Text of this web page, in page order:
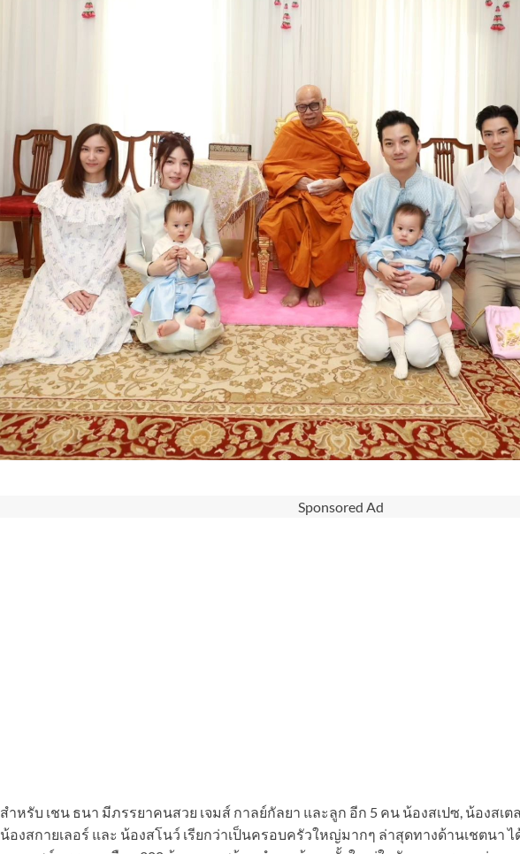
Sponsored Ad
สำหรับ เชน ธนา มีภรรยาคนสวย เจมส์ กาลย์กัลยา และลูก อีก 5 คน น้องสเปซ, น้องสเต
น้องสกายเลอร์ และ น้องสโนว์ เรียกว่าเป็นครอบครัวใหญ่มากๆ ล่าสุดทางด้านเชตนา